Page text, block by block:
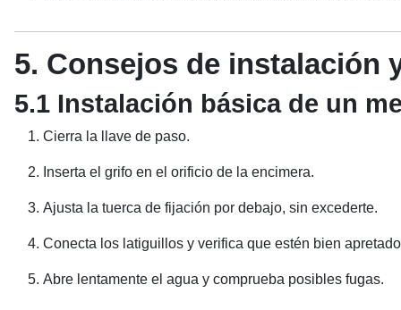
5. Consejos de instalación
5.1 Instalación básica de un
Cierra la llave de paso.
Inserta el grifo en el orificio de la encimera.
Ajusta la tuerca de fijación por debajo, sin excederte.
Conecta los latiguillos y verifica que estén bien
Abre lentamente el agua y comprueba posibles fugas.